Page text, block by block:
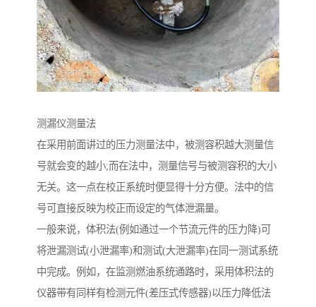
测漏仪测量法
在采用前面讲过的压力测量法中，被测容积越大测量信
号就会变的越小;而在法中，测量信号与被测容积的大小
无关。这一点在校正系统时便显得十分方便。法中的信
号可直接反映为校正而设定的气体泄漏量。
一般来说，体积法(例如通过一个节流元件的压力降)可
将泄漏测试(小泄漏率)和测试(大泄漏率)在同一测试系统
中完成。例如，在监测燃油系统通路时，采用体积法的
仪器带有同样有检测元件(差压式传感器)以压力降低法